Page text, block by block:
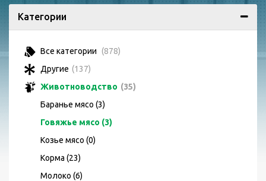
Категории
Все категории (878)
Другие (137)
Животноводство (35)
Баранье мясо (3)
Говяжье мясо (3)
Козье мясо (0)
Корма (23)
Молоко (6)